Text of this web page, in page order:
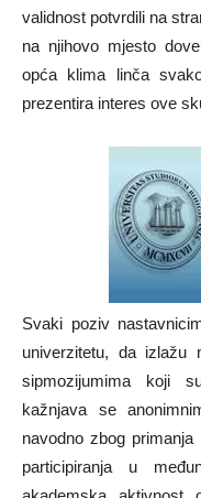
validnost potvrdili na
na njihovo mjesto
opća klima linča
prezentira interes ove
Svaki poziv
univerzitetu, da izlažu
sipmozijumima koji
kažnjava se
navodno zbog
participiranja u